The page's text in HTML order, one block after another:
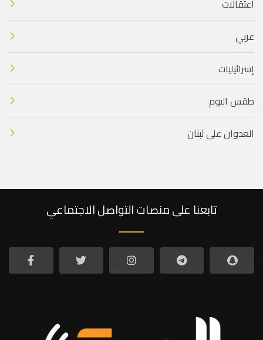
اعتقالات
عربي
إسرائيليات
طقس اليوم
العدوان على لبنان
تابعنا على منصات التواصل الاجتماعي